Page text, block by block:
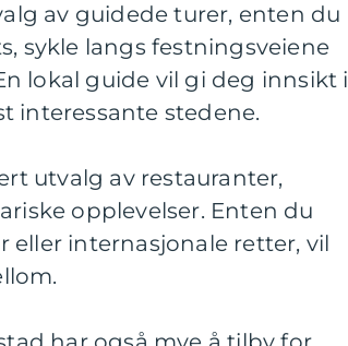
av guidede turer, enten du
sykle langs festningsveiene
lokal guide vil gi deg innsikt i
interessante stedene.
utvalg av restauranter,
opplevelser. Enten du
eller internasjonale retter, vil